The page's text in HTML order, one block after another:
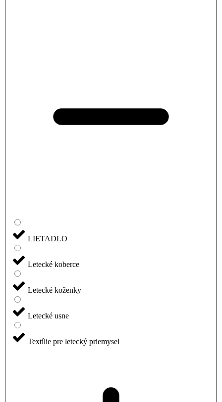
LIETADLO
Letecké koberce
Letecké koženky
Letecké usne
Textílie pre letecký priemysel